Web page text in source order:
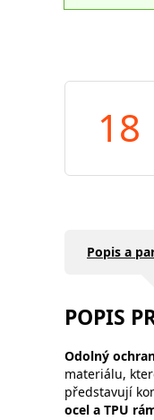
18
Popis a
POPIS
Odolný
materiálu,
představují
ocel a TPU